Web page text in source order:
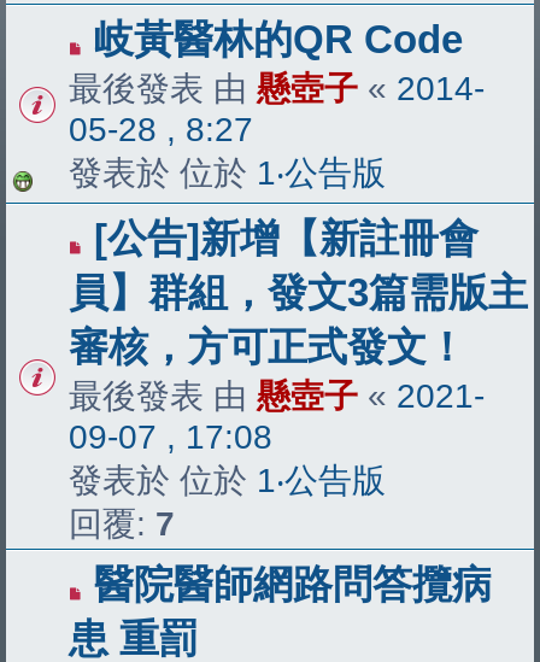
岐黃醫林的QR Code
最後發表 由 懸壺子 « 2014-
05-28 , 8:27
發表於 位於 1‧公告版
[公告]新增【新註冊會
員】群組，發文3篇需版主
審核，方可正式發文！
最後發表 由 懸壺子 « 2021-
09-07 , 17:08
發表於 位於 1‧公告版
回覆: 7
醫院醫師網路問答攬病
患 重罰